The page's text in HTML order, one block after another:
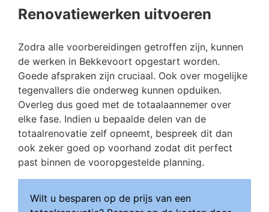
Renovatiewerken uitvoeren
Zodra alle voorbereidingen getroffen zijn, kunnen
de werken in Bekkevoort opgestart worden.
Goede afspraken zijn cruciaal. Ook over mogelijke
tegenvallers die onderweg kunnen opduiken.
Overleg dus goed met de totaalaannemer over
elke fase. Indien u bepaalde delen van de
totaalrenovatie zelf opneemt, bespreek dit dan
ook zeker goed op voorhand zodat dit perfect
past binnen de vooropgestelde planning.
Wilt u besparen op de prijs van een